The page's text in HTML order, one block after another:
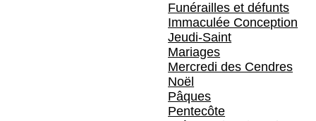
Funérailles et défunts
Immaculée Conception
Jeudi-Saint
Mariages
Mercredi des Cendres
Noël
Pâques
Pentecôte